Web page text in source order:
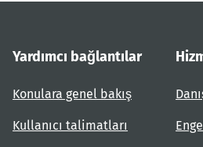
Yardımcı bağlantılar
Konulara genel bakış
Kullanıcı talimatları